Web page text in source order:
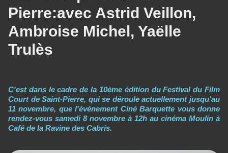
Pierre:avec Astrid Veillon,
Ambroise Michel, Yaëlle
Trulès
C'est dans le cadre de la 10ème édition du Festival du Film
Court de Saint-Pierre, qui se déroule actuellement jusqu'au
11 novembre, que l'événement Ciné Barquette vous donne
rendez-vous samedi 8 novembre à 12h au cinéma Moulin à
Café de la Ravine des Cabris.